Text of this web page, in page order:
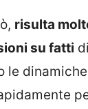
risulta
su fatti
le